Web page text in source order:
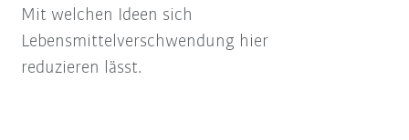
Mit welchen Ideen sich
Lebensmittelverschwendung hier
reduzieren lässt.